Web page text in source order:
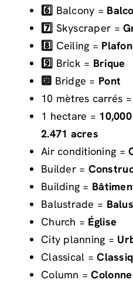
6️⃣ Balcony =
7️⃣ Skyscraper =
8️⃣ Ceiling =
9️⃣ Brick = Brique
🔟 Bridge = Pont
10 mètres carrés =
1 hectare =
2.471 acres
Air conditioning =
Builder =
Building =
Balustrade =
Church = Église
City planning =
Classical =
Column =Colonne